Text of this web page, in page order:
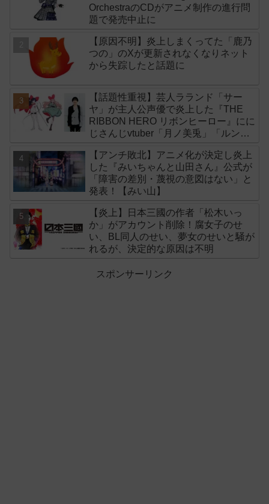
OrchestraのCDがアニメ制作の進行問
題で発売中止に
【原因不明】炎上しまくってた「鹿乃
つの」のXが更新されなくなりネット
から失踪したと話題に
【話題性重視】芸人ラランド「サー
ヤ」が主人公声優で炎上した『THE
RIBBON HERO リボンヒーロー』にに
じさんじvtuber「月ノ美兎」「ルンル
【アンチ敗北】アニメ化が決定し炎上
した『みいちゃんと山田さん』公式が
「障害の差別・蔑視の意図はない」と
発表！【みい山】
【炎上】日本三國の作者「松木いっ
か」がアカウント削除！腐女子のせ
い、BL同人のせい、夢女のせいと騒が
れるが、決定的な原因は不明
スポンサーリンク